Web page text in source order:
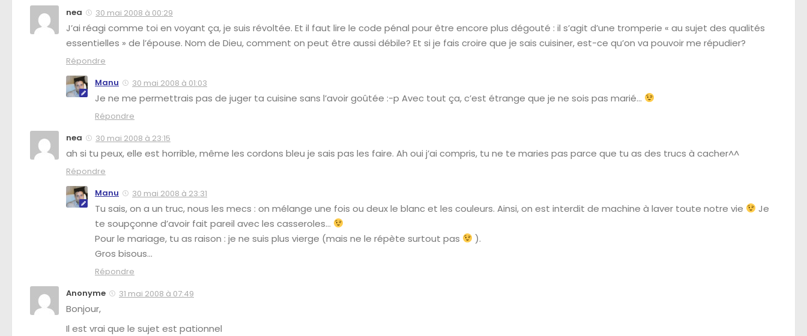
nea
30 mai 2008 à 00:29
J’ai réagi comme toi en voyant ça, je suis révoltée. Et il faut lire le code pénal pour être encore plus dégouté : il s’agit d’une tromperie « au sujet des qualités
essentielles » de l’épouse. Nom de Dieu, comment on peut être aussi débile? Et si je fais croire que je sais cuisiner, est-ce qu’on va pouvoir me répudier?
Répondre
Manu
30 mai 2008 à 01:03
Je ne me permettrais pas de juger ta cuisine sans l’avoir goûtée :-p Avec tout ça, c’est étrange que je ne sois pas marié…
Répondre
nea
30 mai 2008 à 23:15
ah si tu peux, elle est horrible, même les cordons bleu je sais pas les faire. Ah oui j’ai compris, tu ne te maries pas parce que tu as des trucs à cacher^^
Répondre
Manu
30 mai 2008 à 23:31
Tu sais, on a un truc, nous les mecs : on mélange une fois ou deux le blanc et les couleurs. Ainsi, on est interdit de machine à laver toute notre vie
Je
te soupçonne d’avoir fait pareil avec les casseroles…
Pour le mariage, tu as raison : je ne suis plus vierge (mais ne le répète surtout pas
).
Gros bisous…
Répondre
Anonyme
31 mai 2008 à 07:49
Bonjour,
Il est vrai que le sujet est pationnel